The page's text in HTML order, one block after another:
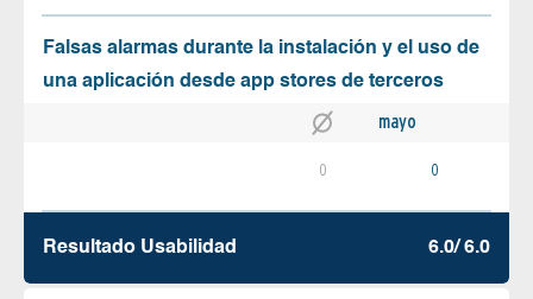
Falsas alarmas durante la instalación y el uso de
una aplicación desde app stores de terceros
mayo
0 0
Resultado Usabilidad 6.0/ 6.0